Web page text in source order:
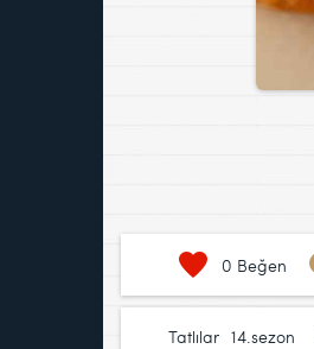
0 Beğen
Tatlılar 14.sezon